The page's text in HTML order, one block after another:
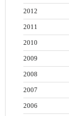
2012
2011
2010
2009
2008
2007
2006